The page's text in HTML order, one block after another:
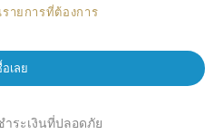
รายการที่ต้องการ
เลย
ระเงินที่ปลอดภัย